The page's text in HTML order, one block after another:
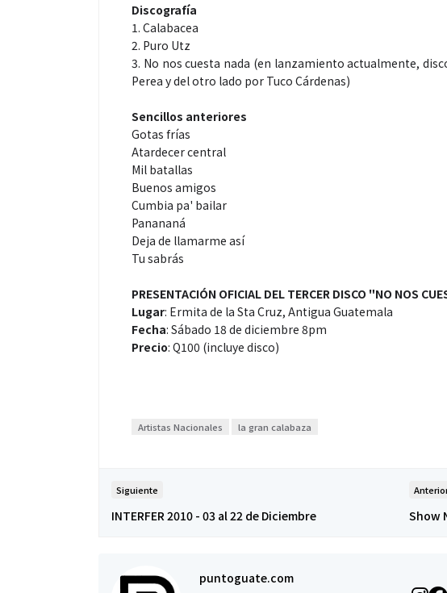
Discografía
1. Calabacea
2. Puro Utz
3. No nos cuesta nada (en lanzamiento actualmente,
Perea y del otro lado por Tuco Cárdenas)
Sencillos anteriores
Gotas frías
Atardecer central
Mil batallas
Buenos amigos
Cumbia pa' bailar
Panananá
Deja de llamarme así
Tu sabrás
PRESENTACIÓN OFICIAL DEL TERCER DISCO "NO NOS
Lugar: Ermita de la Sta Cruz, Antigua Guatemala
Fecha: Sábado 18 de diciembre 8pm
Precio: Q100 (incluye disco)
Artistas Nacionales la gran calabaza
Siguiente
INTERFER 2010 - 03 al 22 de Diciembre Show
puntoguate.com